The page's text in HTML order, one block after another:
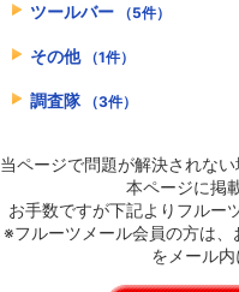
ツールバー （5件）
その他 （1件）
調査隊 （3件）
当ページで問題が解決されな
本ページに掲
お手数ですが下記よりフルー
※フルーツメール会員の方は
をメール内